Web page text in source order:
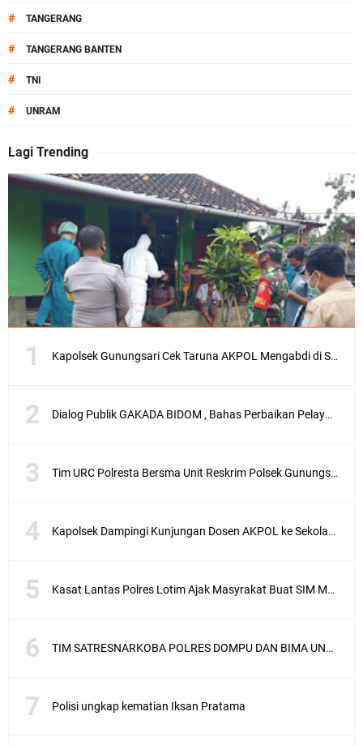
# TANGERANG
# TANGERANG BANTEN
# TNI
# UNRAM
Lagi Trending
Kapolsek Gunungsari Cek Taruna AKPOL Mengabdi di SRD 4
Dialog Publik GAKADA BIDOM , Bahas Perbaikan Pelayanan Medis di NTB
Tim URC Polresta Bersma Unit Reskrim Polsek Gunungsari Tangkap Pelaku Curanmor
Kapolsek Dampingi Kunjungan Dosen AKPOL ke Sekolah Rakyat Gunungsari
Kasat Lantas Polres Lotim Ajak Masyrakat Buat SIM Melalui SATPAS Bukan Calo
TIM SATRESNARKOBA POLRES DOMPU DAN BIMA UNGKAP KASUS NARKOBA VIA JASA PENGIRIMAN BARANG JNE
Polisi ungkap kematian Iksan Pratama